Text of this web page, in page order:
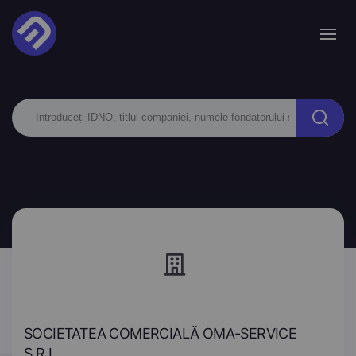
SOCIETATEA COMERCIALĂ OMA-SERVICE